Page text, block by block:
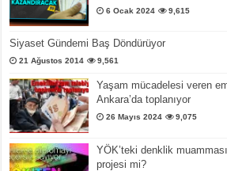
6 Ocak 2024 9,615
Siyaset Gündemi Baş Döndürüyor
21 Ağustos 2014 9,561
Yaşam mücadelesi veren
Ankara’da toplanıyor
26 Mayıs 2024 9,075
YÖK’teki denklik
projesi mi?